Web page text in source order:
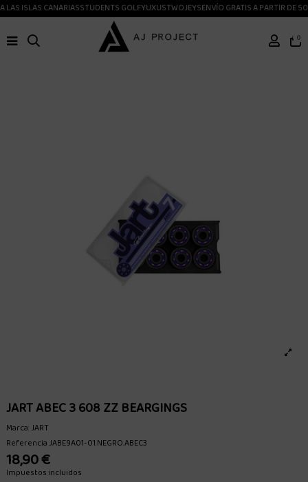
ISLAS CANARIASSTUDENTS GOLFYUXUSTWOJEYSENVÍO GRATIS A PARTIR DE
0
JART ABEC 3 608 ZZ BEARGINGS
Marca:JART
ReferenciaJABE9A01-01.NEGRO.ABEC3
18,90 €
Impuestos incluidos